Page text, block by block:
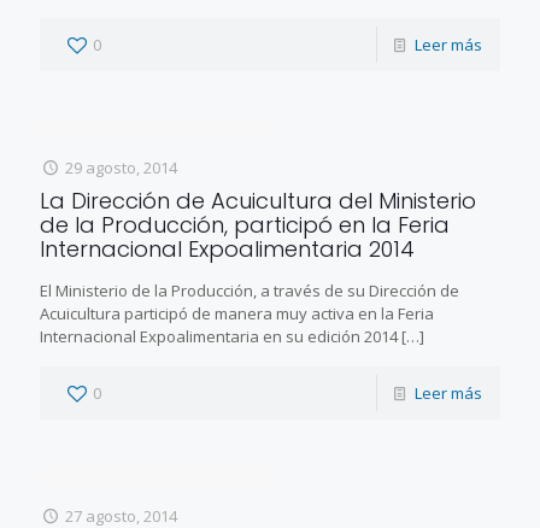
0 Leer más
29 agosto, 2014
La Dirección de Acuicultura del Ministerio
de la Producción, participó en la Feria
Internacional Expoalimentaria 2014
El Ministerio de la Producción, a través de su Dirección de
Acuicultura participó de manera muy activa en la Feria
Internacional Expoalimentaria en su edición 2014[…]
0 Leer más
27 agosto, 2014